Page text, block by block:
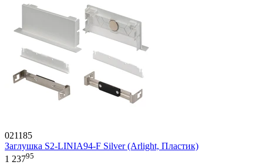
021185
Заглушка S2-LINIA94-F Silver (Arlight, Пластик)
1 23795